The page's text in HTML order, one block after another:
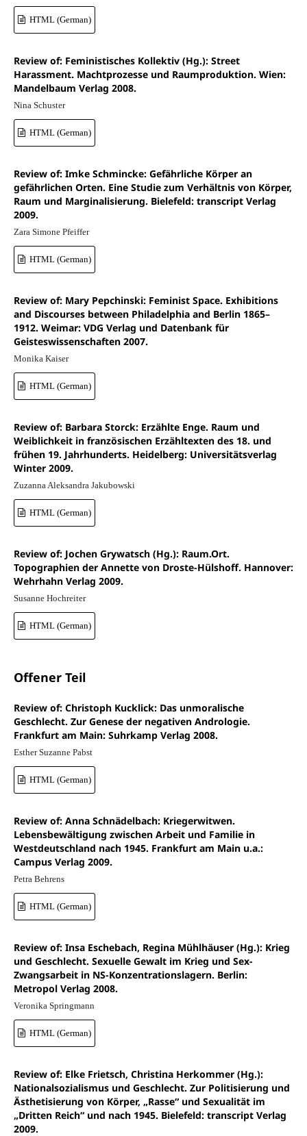
HTML (German)
Review of: Feministisches Kollektiv (Hg.): Street
Harassment. Machtprozesse und Raumproduktion. Wien:
Mandelbaum Verlag 2008.
Nina Schuster
HTML (German)
Review of: Imke Schmincke: Gefährliche Körper an
gefährlichen Orten. Eine Studie zum Verhältnis von Körper,
Raum und Marginalisierung. Bielefeld: transcript Verlag
2009.
Zara Simone Pfeiffer
HTML (German)
Review of: Mary Pepchinski: Feminist Space. Exhibitions
and Discourses between Philadelphia and Berlin 1865–
1912. Weimar: VDG Verlag und Datenbank für
Geisteswissenschaften 2007.
Monika Kaiser
HTML (German)
Review of: Barbara Storck: Erzählte Enge. Raum und
Weiblichkeit in französischen Erzähltexten des 18. und
frühen 19. Jahrhunderts. Heidelberg: Universitätsverlag
Winter 2009.
Zuzanna Aleksandra Jakubowski
HTML (German)
Review of: Jochen Grywatsch (Hg.): Raum.Ort.
Topographien der Annette von Droste-Hülshoff. Hannover:
Wehrhahn Verlag 2009.
Susanne Hochreiter
HTML (German)
Offener Teil
Review of: Christoph Kucklick: Das unmoralische
Geschlecht. Zur Genese der negativen Andrologie.
Frankfurt am Main: Suhrkamp Verlag 2008.
Esther Suzanne Pabst
HTML (German)
Review of: Anna Schnädelbach: Kriegerwitwen.
Lebensbewältigung zwischen Arbeit und Familie in
Westdeutschland nach 1945. Frankfurt am Main u.a.:
Campus Verlag 2009.
Petra Behrens
HTML (German)
Review of: Insa Eschebach, Regina Mühlhäuser (Hg.): Krieg
und Geschlecht. Sexuelle Gewalt im Krieg und Sex-
Zwangsarbeit in NS-Konzentrationslagern. Berlin:
Metropol Verlag 2008.
Veronika Springmann
HTML (German)
Review of: Elke Frietsch, Christina Herkommer (Hg.):
Nationalsozialismus und Geschlecht. Zur Politisierung und
Ästhetisierung von Körper, „Rasse“ und Sexualität im
„Dritten Reich“ und nach 1945. Bielefeld: transcript Verlag
2009.